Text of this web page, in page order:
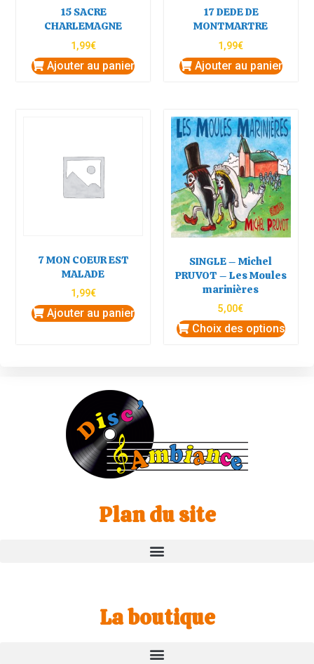
15 SACRE
CHARLEMAGNE
1,99€
Ajouter au panier
17 DEDE DE
MONTMARTRE
1,99€
Ajouter au panier
7 MON COEUR EST
MALADE
1,99€
Ajouter au panier
SINGLE – Michel
PRUVOT – Les Moules
marinières
5,00€
Choix des options
Plan du site
La boutique